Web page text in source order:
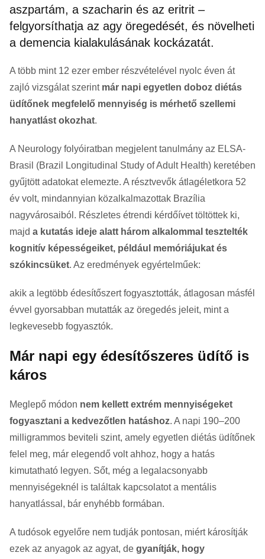
aszpartám, a szacharin és az eritrit –
felgyorsíthatja az agy öregedését, és növelheti
a demencia kialakulásának kockázatát.
A több mint 12 ezer ember részvételével nyolc éven át
zajló vizsgálat szerint már napi egyetlen doboz diétás
üdítőnek megfelelő mennyiség is mérhető szellemi
hanyatlást okozhat.
A Neurology folyóiratban megjelent tanulmány az ELSA-
Brasil (Brazil Longitudinal Study of Adult Health) keretében
gyűjtött adatokat elemezte. A résztvevők átlagéletkora 52
év volt, mindannyian közalkalmazottak Brazília
nagyvárosaiból. Részletes étrendi kérdőívet töltöttek ki,
majd a kutatás ideje alatt három alkalommal tesztelték
kognitív képességeiket, például memóriájukat és
szókincsüket. Az eredmények egyértelműek:
akik a legtöbb édesítőszert fogyasztották, átlagosan másfél
évvel gyorsabban mutatták az öregedés jeleit, mint a
legkevesebb fogyasztók.
Már napi egy édesítőszeres üdítő is
káros
Meglepő módon nem kellett extrém mennyiségeket
fogyasztani a kedvezőtlen hatáshoz. A napi 190–200
milligrammos beviteli szint, amely egyetlen diétás üdítőnek
felel meg, már elegendő volt ahhoz, hogy a hatás
kimutatható legyen. Sőt, még a legalacsonyabb
mennyiségeknél is találtak kapcsolatot a mentális
hanyatlással, bár enyhébb formában.
A tudósok egyelőre nem tudják pontosan, miért károsítják
ezek az anyagok az agyat, de gyanítják, hogy